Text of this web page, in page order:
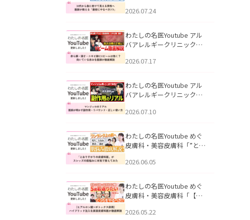
える男性へ｜医師が教える
公開いたしました。
2026.07.24
わたしの名医Youtube アル
バアレルギークリニック札
跡にVビームは効く？向いて
説」を公開いたしました。
2026.07.17
わたしの名医Youtube アル
バアレルギークリニック札
医師が明かす副作用・リバ
公開いたしました。
2026.07.10
わたしの名医Youtube めぐ
皮膚科・美容皮膚科「”とお
ッズの肌悩みに本気で答え
た。
2026.06.05
わたしの名医Youtube めぐ
皮膚科・美容皮膚科「【ヒ
用】ハイブリッド注入を美
2026.05.22